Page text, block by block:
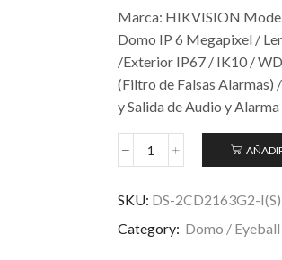
Marca: HIKVISION
Domo IP 6 Megapixel /
/Exterior IP67 / IK10 /
(Filtro de Falsas Alarmas)
y Salida de Audio y
SKU: DS-2CD2163G2-I(S)
Category: Domo /